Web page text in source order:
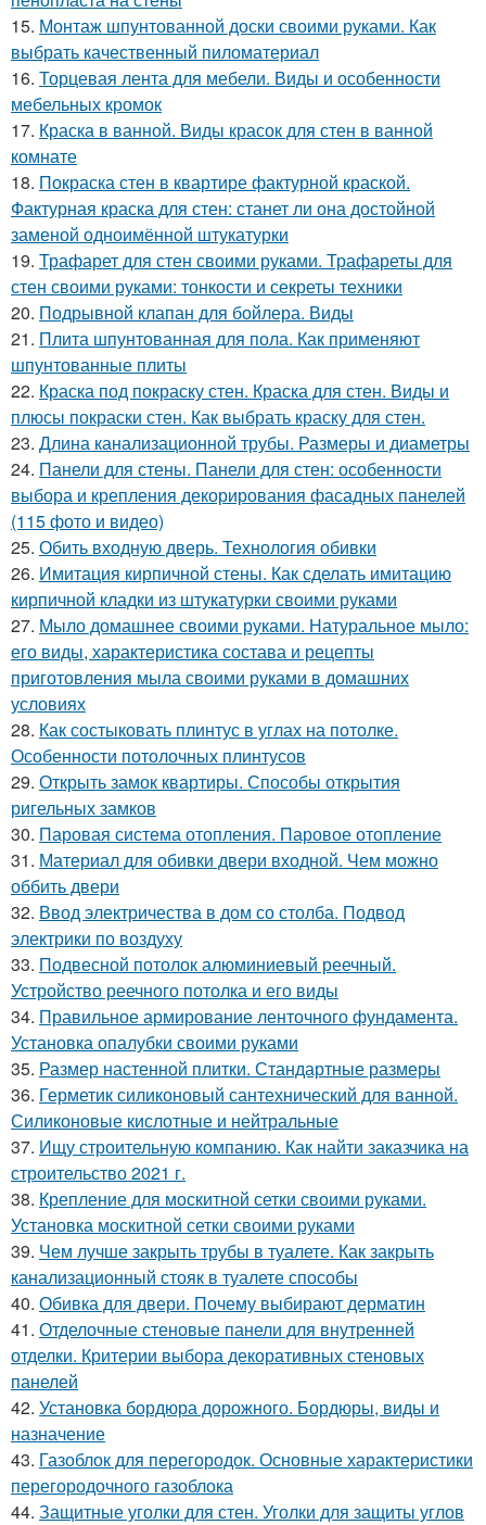
15. Монтаж шпунтованной доски своими руками. Как
выбрать качественный пиломатериал
16. Торцевая лента для мебели. Виды и особенности
мебельных кромок
17. Краска в ванной. Виды красок для стен в ванной
комнате
18. Покраска стен в квартире фактурной краской.
Фактурная краска для стен: станет ли она достойной
заменой одноимённой штукатурки
19. Трафарет для стен своими руками. Трафареты для
стен своими руками: тонкости и секреты техники
20. Подрывной клапан для бойлера. Виды
21. Плита шпунтованная для пола. Как применяют
шпунтованные плиты
22. Краска под покраску стен. Краска для стен. Виды и
плюсы покраски стен. Как выбрать краску для стен.
23. Длина канализационной трубы. Размеры и диаметры
24. Панели для стены. Панели для стен: особенности
выбора и крепления декорирования фасадных панелей
(115 фото и видео)
25. Обить входную дверь. Технология обивки
26. Имитация кирпичной стены. Как сделать имитацию
кирпичной кладки из штукатурки своими руками
27. Мыло домашнее своими руками. Натуральное мыло:
его виды, характеристика состава и рецепты
приготовления мыла своими руками в домашних
условиях
28. Как состыковать плинтус в углах на потолке.
Особенности потолочных плинтусов
29. Открыть замок квартиры. Способы открытия
ригельных замков
30. Паровая система отопления. Паровое отопление
31. Материал для обивки двери входной. Чем можно
оббить двери
32. Ввод электричества в дом со столба. Подвод
электрики по воздуху
33. Подвесной потолок алюминиевый реечный.
Устройство реечного потолка и его виды
34. Правильное армирование ленточного фундамента.
Установка опалубки своими руками
35. Размер настенной плитки. Стандартные размеры
36. Герметик силиконовый сантехнический для ванной.
Силиконовые кислотные и нейтральные
37. Ищу строительную компанию. Как найти заказчика на
строительство 2021 г.
38. Крепление для москитной сетки своими руками.
Установка москитной сетки своими руками
39. Чем лучше закрыть трубы в туалете. Как закрыть
канализационный стояк в туалете способы
40. Обивка для двери. Почему выбирают дерматин
41. Отделочные стеновые панели для внутренней
отделки. Критерии выбора декоративных стеновых
панелей
42. Установка бордюра дорожного. Бордюры, виды и
назначение
43. Газоблок для перегородок. Основные характеристики
перегородочного газоблока
44. Защитные уголки для стен. Уголки для защиты углов